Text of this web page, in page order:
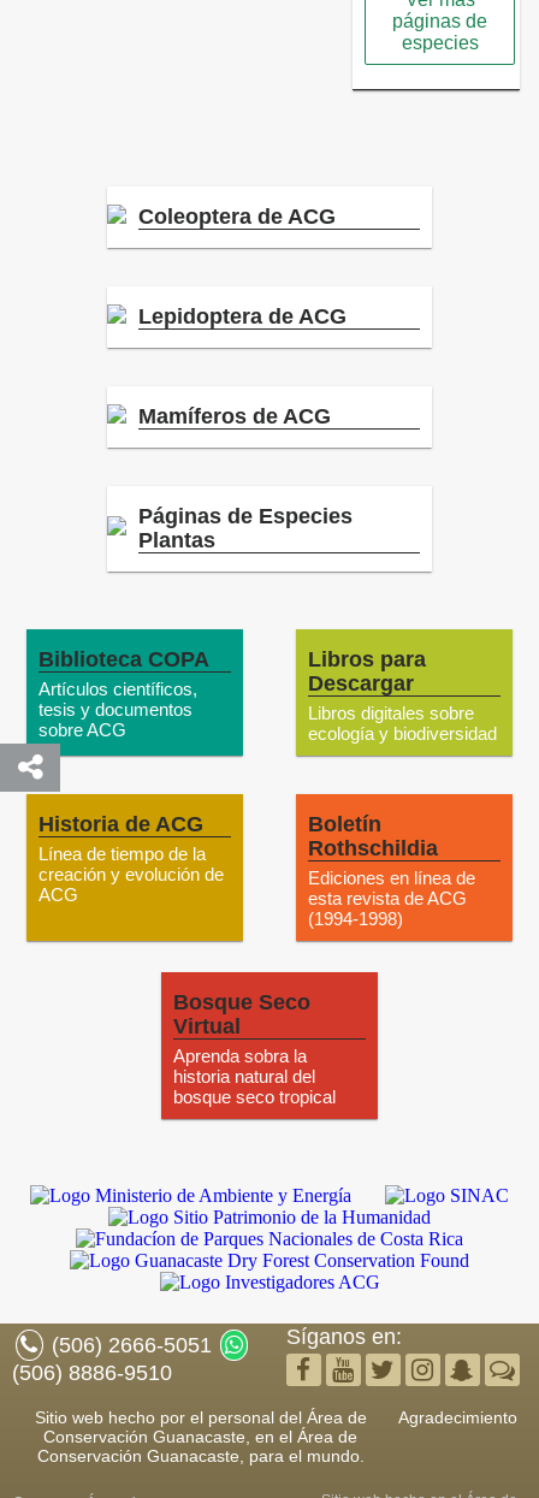
páginas de
especies
Coleoptera de ACG
Lepidoptera de ACG
Mamíferos de ACG
Páginas de Especies
Plantas
Biblioteca COPA
Artículos científicos,
tesis y documentos
sobre ACG
Libros para
Descargar
Libros digitales sobre
ecología y biodiversidad
Historia de ACG
Línea de tiempo de la
creación y evolución de
ACG
Boletín
Rothschildia
Ediciones en línea de
esta revista de ACG
(1994-1998)
Bosque Seco
Virtual
Aprenda sobra la
historia natural del
bosque seco tropical
(506) 2666-5051
(506) 8886-9510
Síganos en:
Sitio web hecho por el personal del Área de
Conservación Guanacaste, en el Área de
Conservación Guanacaste, para el mundo.
Agradecimiento